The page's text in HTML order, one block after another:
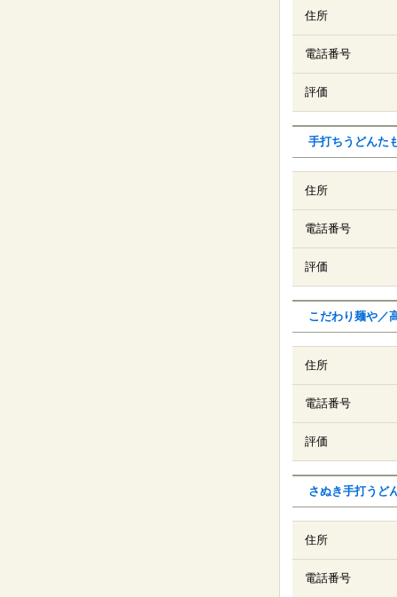
住所
電話番号
評価
手打ちうどんた
住所
電話番号
評価
こだわり麺や／
住所
電話番号
評価
さぬき手打うど
住所
電話番号